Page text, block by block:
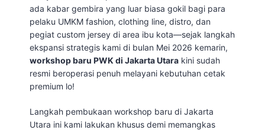
ada kabar gembira yang luar biasa gokil bagi para
pelaku UMKM fashion, clothing line, distro, dan
pegiat custom jersey di area ibu kota—sejak langkah
ekspansi strategis kami di bulan Mei 2026 kemarin,
workshop baru PWK di Jakarta Utara kini sudah
resmi beroperasi penuh melayani kebutuhan cetak
premium lo!
Langkah pembukaan workshop baru di Jakarta
Utara ini kami lakukan khusus demi memangkas